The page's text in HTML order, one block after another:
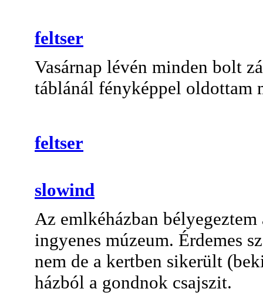
feltser
Vasárnap lévén minden bolt
táblánál fényképpel oldottam
feltser
slowind
Az emlkéházban
ingyenes múzeum. Érdemes
nem de a kertben sikerült
házból a gondnok csajszit.